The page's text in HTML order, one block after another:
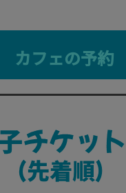
カフェの予約